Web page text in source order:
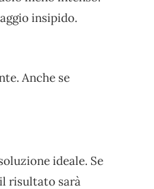
insipido.
Anche se
ideale. Se
risultato sarà